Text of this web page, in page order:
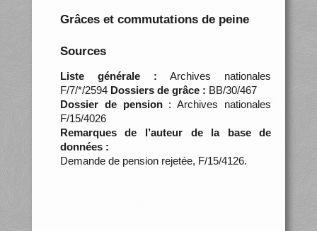
Grâces et commutations de peine
Sources
Liste générale : Archives nationales
F/7/*/2594 Dossiers de grâce : BB/30/467
Dossier de pension: Archives nationales
F/15/4026
Remarques de l’auteur de la base de
données :
Demande de pension rejetée, F/15/4126.